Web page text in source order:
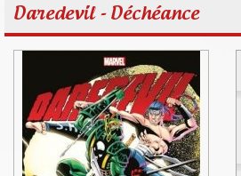
Daredevil - Déchéance